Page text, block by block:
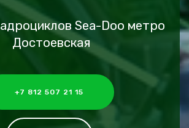
Sea-Doo метро
Достоевская
+7 812 507 21 15